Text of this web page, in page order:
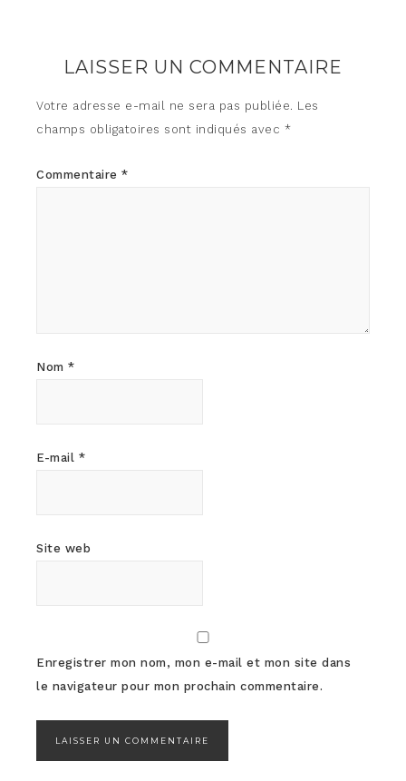
LAISSER UN COMMENTAIRE
Votre adresse e-mail ne sera pas publiée. Les
champs obligatoires sont indiqués avec *
Commentaire *
Nom *
E-mail *
Site web
Enregistrer mon nom, mon e-mail et mon site dans
le navigateur pour mon prochain commentaire.